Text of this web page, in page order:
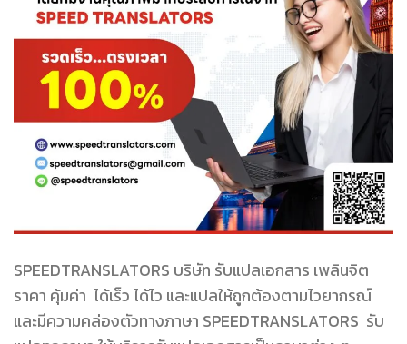
SPEEDTRANSLATORS บริษัท รับแปลเอกสาร เพลินจิต
ราคา คุ้มค่า ได้เร็ว ได้ไว และแปลให้ถูกต้องตามไวยากรณ์
และมีความคล่องตัวทางภาษา SPEEDTRANSLATORS รับ